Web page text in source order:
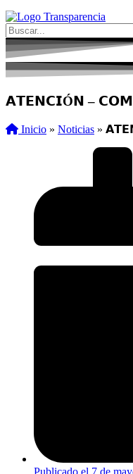
𝗔𝗧𝗘𝗡𝗖𝗜Ó𝗡 –
Inicio » Noticias »
Publicado el 7 de